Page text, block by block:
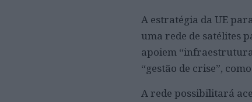
A estratégia da UE
uma rede de satélites
apoiem
“gestão de crise”,
A rede possibilitará